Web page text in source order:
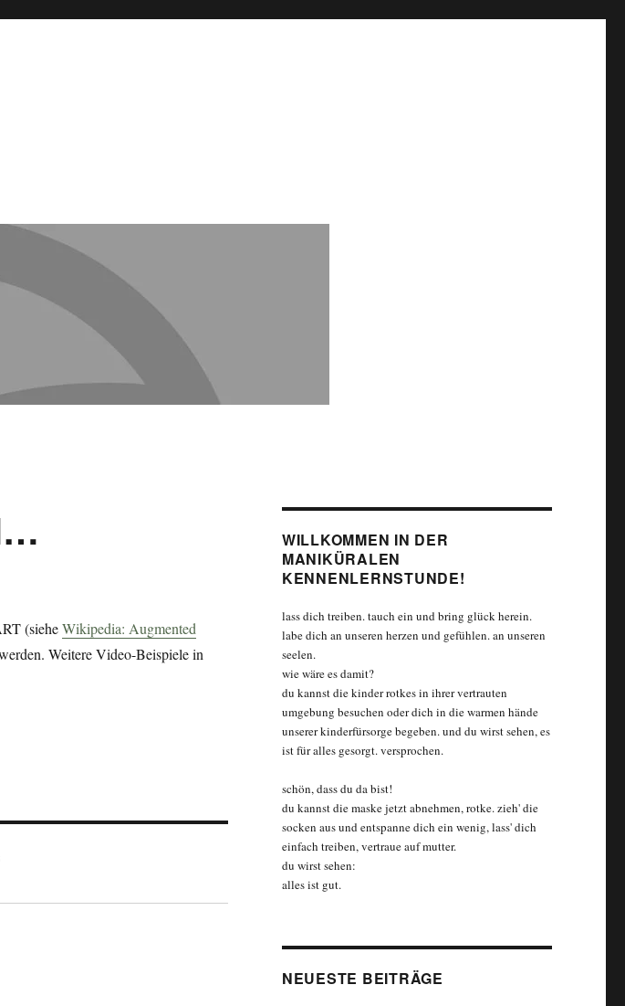
(sieheWikipedia: Augmented
Weitere Video-Beispiele in
WILLKOMMEN IN DER
MANIKÜRALEN
KENNENLERNSTUNDE!
lass dich treiben. tauch ein und bring glück herein.
labe dich an unseren herzen und gefühlen. an unseren
seelen.
wie wäre es damit?
du kannst die kinder rotkes in ihrer vertrauten
umgebung besuchen oder dich in die warmen hände
unserer kinderfürsorge begeben. und du wirst sehen, es
ist für alles gesorgt. versprochen.
schön, dass du da bist!
du kannst die maske jetzt abnehmen, rotke. zieh' die
socken aus und entspanne dich ein wenig, lass' dich
einfach treiben, vertraue auf mutter.
du wirst sehen:
alles ist gut.
NEUESTE BEITRÄGE